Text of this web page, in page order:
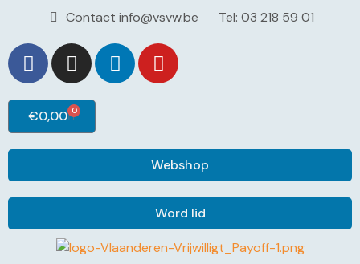
Contact info@vsvw.be Tel: 03 218 59 01
€0,00 0
Webshop
Word lid